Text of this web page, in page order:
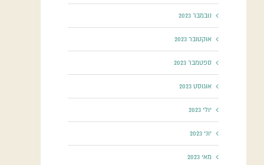
נובמבר 2023
אוקטובר 2023
ספטמבר 2023
אוגוסט 2023
יולי 2023
יוני 2023
מאי 2023